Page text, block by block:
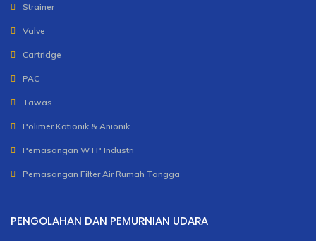
Strainer
Valve
Cartridge
PAC
Tawas
Polimer Kationik & Anionik
Pemasangan WTP Industri
Pemasangan Filter Air Rumah Tangga
PENGOLAHAN DAN PEMURNIAN UDARA